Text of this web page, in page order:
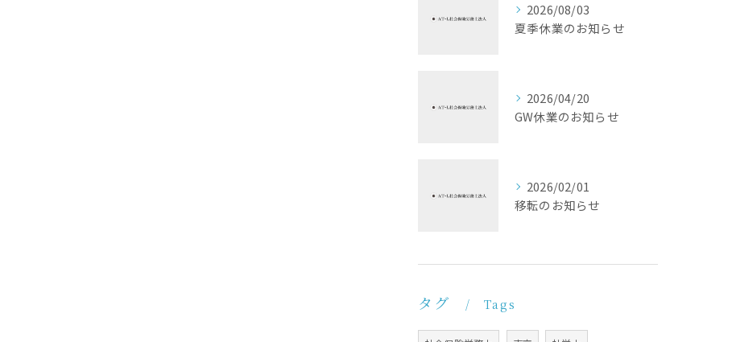
2026/08/03
夏季休業のお知らせ
2026/04/20
GW休業のお知らせ
2026/02/01
移転のお知らせ
タグ Tags